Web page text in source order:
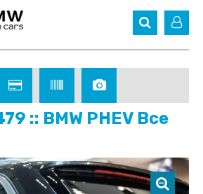
:: BMW PHEV Все